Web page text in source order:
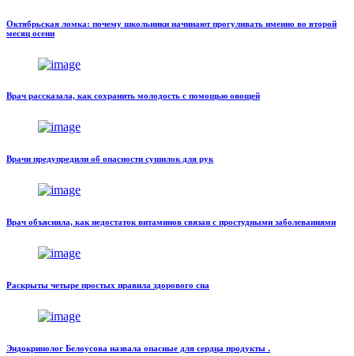
Октябрьская ломка: почему школьники начинают прогуливать именно во второй
месяц осени
Врач рассказала, как сохранить молодость с помощью овощей
Врачи предупредили об опасности сушилок для рук
Врач объяснила, как недостаток витаминов связан с простудными заболеваниями
Раскрыты четыре простых правила здорового сна
Эндокринолог Белоусова назвала опасные для сердца продукты .